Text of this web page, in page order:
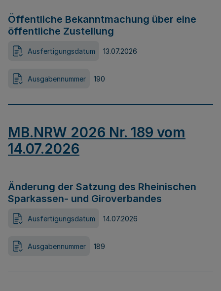
Öffentliche Bekanntmachung über eine
öffentliche Zustellung
Ausfertigungsdatum 13.07.2026
Ausgabennummer 190
MB.NRW 2026 Nr. 189 vom
14.07.2026
Änderung der Satzung des Rheinischen
Sparkassen- und Giroverbandes
Ausfertigungsdatum 14.07.2026
Ausgabennummer 189